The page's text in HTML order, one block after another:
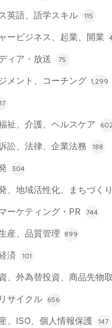
英語、語学スキル 115
ービジネス、起業、開業
ィア・放送 75
メント、コーチング 1,299
祉、介護、ヘルスケア 602
訟、法律、企業法務 188
304
、地域活性化、まちづくり
ーケティング・PR 744
産、品質管理 899
済 101
、外為替投資、商品先物
サイクル 656
、ISO、個人情報保護 147